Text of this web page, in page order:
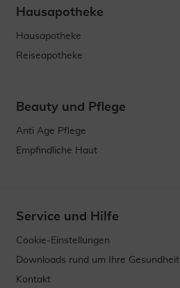
Hausapotheke
Hausapotheke
Reiseapotheke
Beauty und Pflege
Anti Age Pflege
Empfindliche Haut
Service und Hilfe
Cookie-Einstellungen
Downloads rund um Ihre Gesundheit
Kontakt